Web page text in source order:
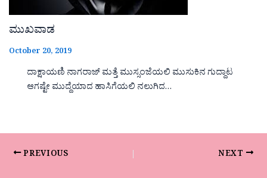
ಮುಖವಾಡ
October 20, 2019
ದಾಕ್ಷಾಯಣಿ ನಾಗರಾಜ್ ಮತ್ತೆ ಮುಸ್ಸಂಜೆಯಲಿ ಮುಸುಕಿನ ಗುದ್ದಾಟ
ಆಗಷ್ಟೇ ಮುದ್ದೆಯಾದ ಹಾಸಿಗೆಯಲಿ ನಲುಗಿದ…
PREVIOUS NEXT